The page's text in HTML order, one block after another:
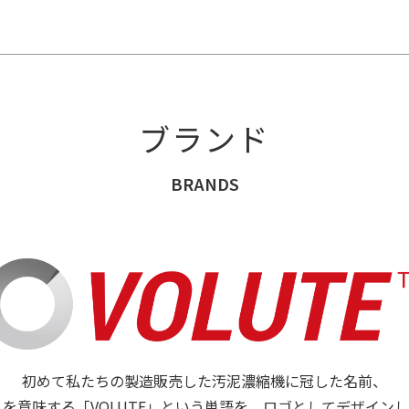
ブランド
BRANDS
初めて私たちの製造販売した汚泥濃縮機に冠した名前、